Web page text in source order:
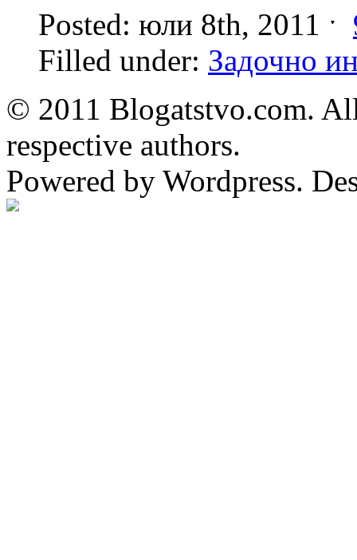
Posted: юли 8th, 2011 ˑ
Filled under: Задочно
© 2011 Blogatstvo.com.
respective authors.
Powered by Wordpress.